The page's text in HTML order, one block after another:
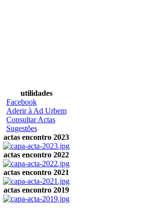
utilidades
Facebook
Aderir à Ad Urbem
Consultar Actas
Sugestões
actas encontro 2023
actas encontro 2022
actas encontro 2021
actas encontro 2019